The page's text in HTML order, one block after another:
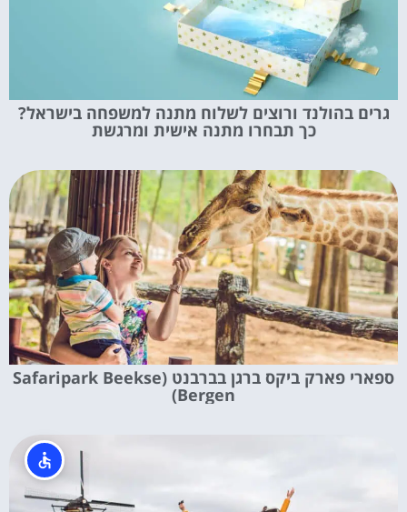
גרים בהולנד ורוצים לשלוח מתנה למשפחה בישראל?
כך תבחרו מתנה אישית ומרגשת
ספארי פארק ביקס ברגן בברבנט (Safaripark Beekse
Bergen)